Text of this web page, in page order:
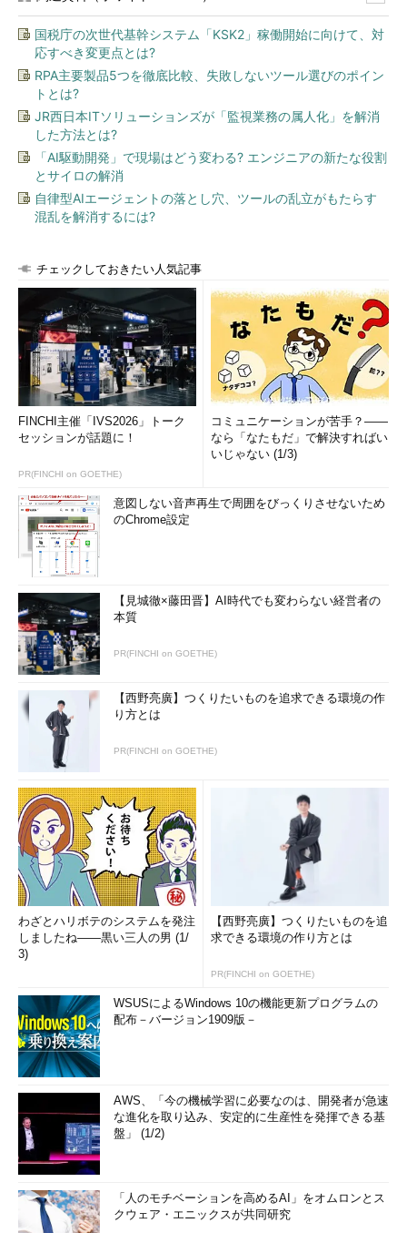
Lite Pro Enterprise
Web 無料 $149（サーバーごと）
問い合わせ
モバイル
無料
New Relicの料金体系
エディションごとのサーバーアプリとモバイルアプリそれぞれ
のサポート／機能は次のようになっている。
・24時間のログ
・サポートはフォ
ーラム
・トランザクション追
跡
・複数のアプリの追跡
・上位のサポート
・担当者とSLA保障
・シングルサインオン
サポート
・最上位のサポート
モバ
イル
・24時間のログ
・アクティビティ
サマリー
・性能警告
・1週間のログ
・HTTPレスポンスとエ
ラー状態
・3カ月のログ
・より詳細なトレース
・デバイス／OSごとの
情報
・バージョン／地域ご
との比較
New Relicのサポート体系
Application Insightsは現在プレビュー版ということもあり、執
筆時点においては無料で使用可能だ。特に使用上の制限は確認で
め、正式版公開時には注意してほしい。Application Insights自身
の障害情報は以下のブログで告知されている。定期的なメンテナ
ンスの他、突発的な問題も報告されるため、確認しておいてほし
い。
Service Blog - Visual Studio Online
サポート対象プラットフォーム
に多くのプラットフォームがサポートされている。
サーバーアプリでは、以下のプラットフォームがサポートされ
ている。
Ruby
Java
Python
PHP
node.js
モバイルアプリでは、以下のプラットフォームがサポートされ
ている。
iOS
Android
Titanium Mobile(ただしiOSとAndroidのみサポート)
New RelicでAzure Webサイトのモニタリングを行う場合、
Azureポータルのギャラリーから追加できる。詳細は以下のURL
国税庁の次世代基幹システム「KSK2」稼働開始に向けて、対
応すべき変更点とは?
RPA主要製品5つを徹底比較、失敗しないツール選びのポイン
トとは?
JR西日本ITソリューションズが「監視業務の属人化」を解消
した方法とは?
「AI駆動開発」で現場はどう変わる? エンジニアの新たな役割
とサイロの解消
自律型AIエージェントの落とし穴、ツールの乱立がもたらす
混乱を解消するには?
チェックしておきたい人気記事
FINCHI主催「IVS2026」トーク
セッションが話題に！
PR(FINCHI on GOETHE)
コミュニケーションが苦手？――
なら「なたもだ」で解決すればい
いじゃない (1/3)
意図しない音声再生で周囲をびっくりさせないため
のChrome設定
【見城徹×藤田晋】AI時代でも変わらない経営者の
本質
PR(FINCHI on GOETHE)
【西野亮廣】つくりたいものを追求できる環境の作
り方とは
PR(FINCHI on GOETHE)
わざとハリボテのシステムを発注
しましたね――黒い三人の男 (1/
3)
【西野亮廣】つくりたいものを追
求できる環境の作り方とは
PR(FINCHI on GOETHE)
WSUSによるWindows 10の機能更新プログラムの
配布－バージョン1909版－
AWS、「今の機械学習に必要なのは、開発者が急速
な進化を取り込み、安定的に生産性を発揮できる基
盤」 (1/2)
「人のモチベーションを高めるAI」をオムロンとス
クウェア・エニックスが共同研究